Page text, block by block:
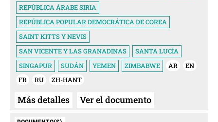
REPÚBLICA ÁRABE SIRIA
REPÚBLICA POPULAR DEMOCRÁTICA DE COREA
SAINT KITTS Y NEVIS
SAN VICENTE Y LAS GRANADINAS
SANTA LUCÍA
SINGAPUR
SUDÁN YEMEN ZIMBABWE AR
EN
FR
RU ZH-HANT
Más detalles Ver el documento